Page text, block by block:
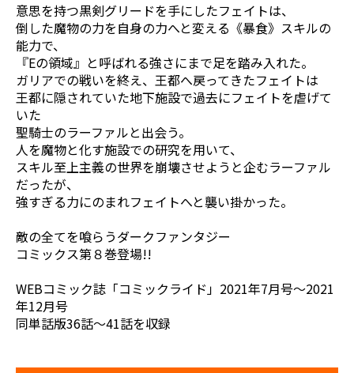
意思を持つ黒剣グリードを手にしたフェイトは、
倒した魔物の力を自身の力へと変える《暴食》スキルの
能力で、
『Eの領域』と呼ばれる強さにまで足を踏み入れた。
ガリアでの戦いを終え、王都へ戻ってきたフェイトは
王都に隠されていた地下施設で過去にフェイトを虐げて
いた
聖騎士のラーファルと出会う。
人を魔物と化す施設での研究を用いて、
スキル至上主義の世界を崩壊させようと企むラーファル
だったが、
強すぎる力にのまれフェイトへと襲い掛かった。
敵の全てを喰らうダークファンタジー
コミックス第８巻登場!!
WEBコミック誌「コミックライド」2021年7月号～2021
年12月号
同単話版36話～41話を収録